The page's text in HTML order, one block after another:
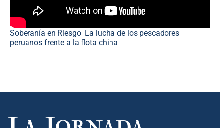
Soberanía en Riesgo: La lucha de los pescadores
peruanos frente a la flota china